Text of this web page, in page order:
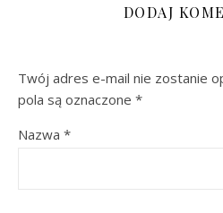
DODAJ
Twój adres e-mail nie zostanie
pola są oznaczone *
Nazwa *